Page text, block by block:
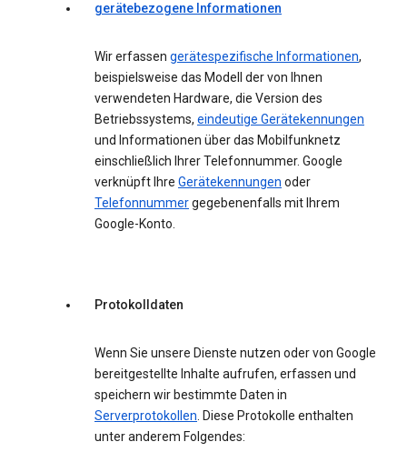
gerätebezogene Informationen
Wir erfassen gerätespezifische Informationen,
beispielsweise das Modell der von Ihnen
verwendeten Hardware, die Version des
Betriebssystems, eindeutige Gerätekennungen
und Informationen über das Mobilfunknetz
einschließlich Ihrer Telefonnummer. Google
verknüpft Ihre Gerätekennungen oder
Telefonnummergegebenenfalls mit Ihrem
Google-Konto.
Protokolldaten
Wenn Sie unsere Dienste nutzen oder von Google
bereitgestellte Inhalte aufrufen, erfassen und
speichern wir bestimmte Daten in
Serverprotokollen. Diese Protokolle enthalten
unter anderem Folgendes: